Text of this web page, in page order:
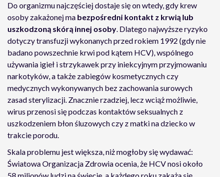
Do organizmu najczęściej dostaje się on wtedy, gdy krew
osoby zakażonej ma bezpośredni kontakt z krwią lub
uszkodzoną skórą innej osoby. Dlatego najwyższe ryzyko
dotyczy transfuzji wykonanych przed rokiem 1992 (gdy nie
badano powszechnie krwi pod kątem HCV), wspólnego
używania igieł i strzykawek przy iniekcyjnym przyjmowaniu
narkotyków, a także zabiegów kosmetycznych czy
medycznych wykonywanych bez zachowania surowych
zasad sterylizacji. Znacznie rzadziej, lecz wciąż możliwie,
wirus przenosi się podczas kontaktów seksualnych z
uszkodzeniem błon śluzowych czy z matki na dziecko w
trakcie porodu.
Skala problemu jest większa, niż mogłoby się wydawać:
Światowa Organizacja Zdrowia ocenia, że HCV nosi około